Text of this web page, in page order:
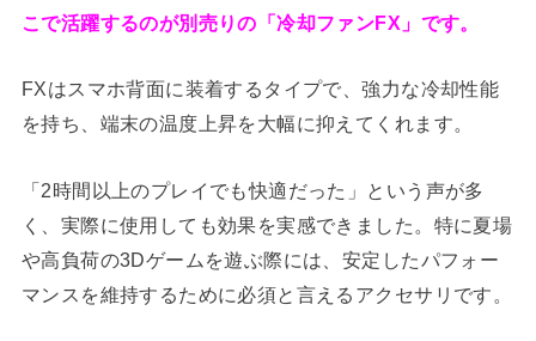
こで活躍するのが別売りの「冷却ファンFX」です。
FXはスマホ背面に装着するタイプで、強力な冷却性能
を持ち、端末の温度上昇を大幅に抑えてくれます。
「2時間以上のプレイでも快適だった」という声が多
く、実際に使用しても効果を実感できました。特に夏場
や高負荷の3Dゲームを遊ぶ際には、安定したパフォー
マンスを維持するために必須と言えるアクセサリです。